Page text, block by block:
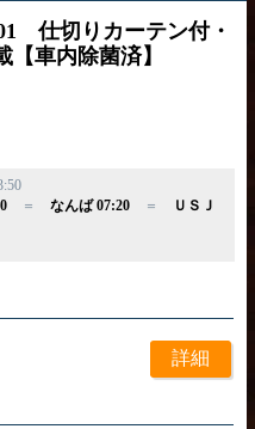
仕切りカーテン付・
車内除菌済】
＝ なんば 07:20＝
ＵＳＪ
詳細